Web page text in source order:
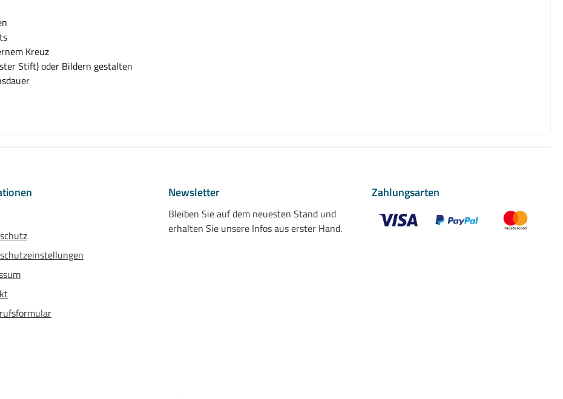
Kreuz
Stift) oder Bildern gestalten
Newsletter
Bleiben Sie auf dem neuesten Stand und
erhalten Sie unsere Infos aus erster Hand.
Zahlungsarten